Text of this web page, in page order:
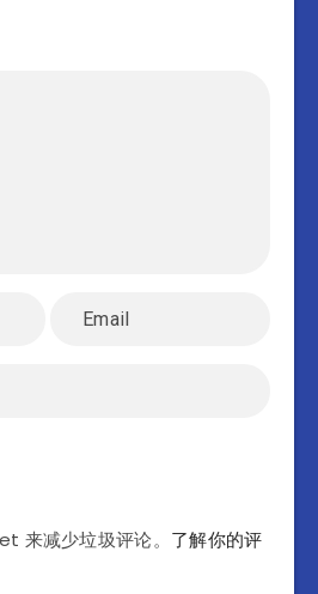
来减少垃圾评论。 了解你的评